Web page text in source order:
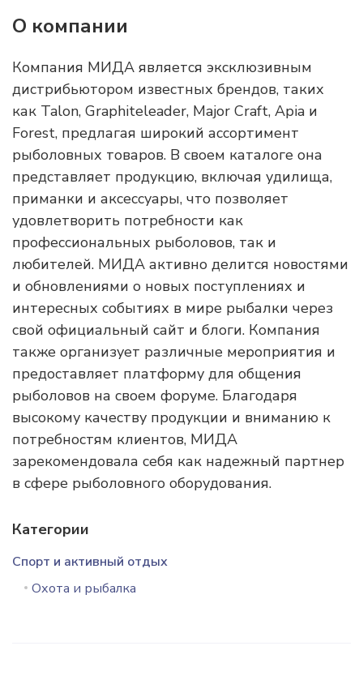
О компании
Компания МИДА является эксклюзивным
дистрибьютором известных брендов, таких
как Talon, Graphiteleader, Major Craft, Apia и
Forest, предлагая широкий ассортимент
рыболовных товаров. В своем каталоге она
представляет продукцию, включая удилища,
приманки и аксессуары, что позволяет
удовлетворить потребности как
профессиональных рыболовов, так и
любителей. МИДА активно делится новостями
и обновлениями о новых поступлениях и
интересных событиях в мире рыбалки через
свой официальный сайт и блоги. Компания
также организует различные мероприятия и
предоставляет платформу для общения
рыболовов на своем форуме. Благодаря
высокому качеству продукции и вниманию к
потребностям клиентов, МИДА
зарекомендовала себя как надежный партнер
в сфере рыболовного оборудования.
Категории
Спорт и активный отдых
Охота и рыбалка